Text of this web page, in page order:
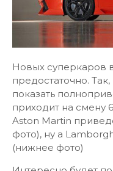
Новых суперкаров
предостаточно.
показать
приходит на смену
Aston Martin
фото), ну а
(нижнее фото)